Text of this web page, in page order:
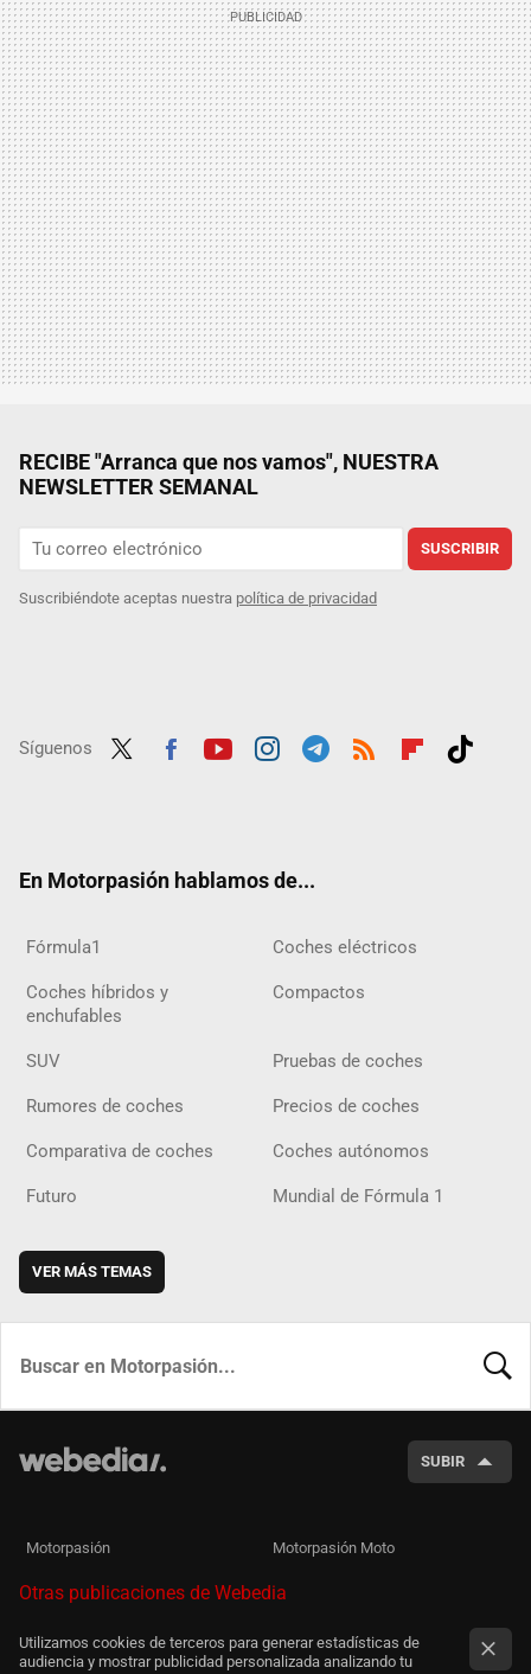
RECIBE "Arranca que nos vamos", NUESTRA
NEWSLETTER SEMANAL
SUSCRIBIR
Suscribiéndote aceptas nuestra política de privacidad
Síguenos
En Motorpasión hablamos de...
Fórmula1 Coches eléctricos
Coches híbridos y
enchufables
Compactos
SUV Pruebas de coches
Rumores de coches Precios de coches
Comparativa de coches Coches autónomos
Futuro Mundial de Fórmula 1
VER MÁS TEMAS
SUBIR
Motorpasión Motorpasión Moto
Otras publicaciones de Webedia
Utilizamos cookies de terceros para generar estadísticas de
audiencia y mostrar publicidad personalizada analizando tu